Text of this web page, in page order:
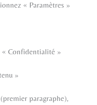
« Paramètres »
« Confidentialité »
»
paragraphe),